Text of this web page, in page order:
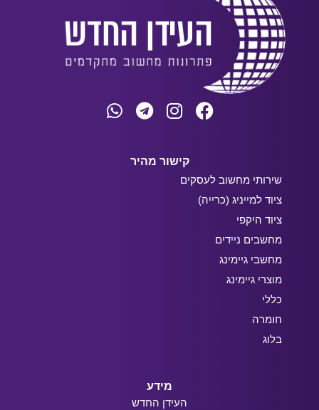
קישור מהיר
שירותי מחשוב לעסקים
ציוד למייניג (כרייה)
ציוד היקפי
מחשבים ניידים
מחשבי גיימינג
מוצרי גיימינג
כללי
חומרה
בלוג
מידע
העידן החדש